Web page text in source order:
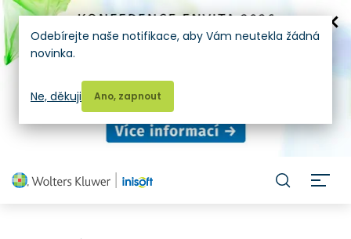
Odebírejte naše notifikace, aby Vám neutekla žádná
novinka.
Ano, zapnout
Ne, děkuji